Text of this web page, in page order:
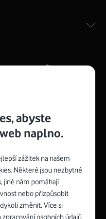
Kompaktní rozměry 21
7,5 cm (včetně stojánku)
a bezdrátové připojení Wi-
abyste
naplno.
zážitek na našem
Některé jsou nezbytné
jiné nám pomáhají
nebo přizpůsobit
změnit. Více si
zpracování osobních údajů